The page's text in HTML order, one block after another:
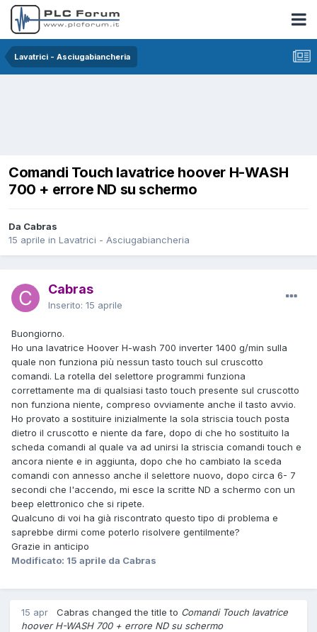
Lavatrici - Asciugabiancheria
Comandi Touch lavatrice hoover H-WASH
700 + errore ND su schermo
Da Cabras
15 aprile in Lavatrici - Asciugabiancheria
Cabras
Inserito: 15 aprile
Buongiorno.
Ho una lavatrice Hoover H-wash 700 inverter 1400 g/min sulla
quale non funziona più nessun tasto touch sul cruscotto
comandi. La rotella del selettore programmi funziona
correttamente ma di qualsiasi tasto touch presente sul cruscotto
non funziona niente, compreso ovviamente anche il tasto avvio.
Ho provato a sostituire inizialmente la sola striscia touch posta
dietro il cruscotto e niente da fare, dopo di che ho sostituito la
scheda comandi al quale va ad unirsi la striscia comandi touch e
ancora niente e in aggiunta, dopo che ho cambiato la sceda
comandi con annesso anche il selettore nuovo, dopo circa 6- 7
secondi che l'accendo, mi esce la scritte ND a schermo con un
beep elettronico che si ripete.
Qualcuno di voi ha già riscontrato questo tipo di problema e
saprebbe dirmi come poterlo risolvere gentilmente?
Grazie in anticipo
Modificato: 15 aprile da Cabras
15 apr Cabras changed the title to Comandi Touch lavatrice
hoover H-WASH 700 + errore ND su schermo